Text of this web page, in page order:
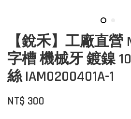
【銳禾】工廠直營
字槽 機械牙 鍍鎳
絲 IAM0200401A-1
NT$ 300